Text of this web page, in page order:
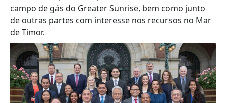
campo de gás do Greater Sunrise, bem como junto
de outras partes com interesse nos recursos no Mar
de Timor.